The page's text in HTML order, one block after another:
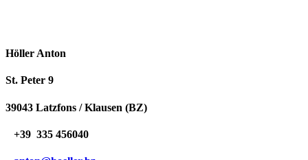
Höller Anton
St. Peter 9
39043 Latzfons / Klausen (BZ)
+39 335 456040